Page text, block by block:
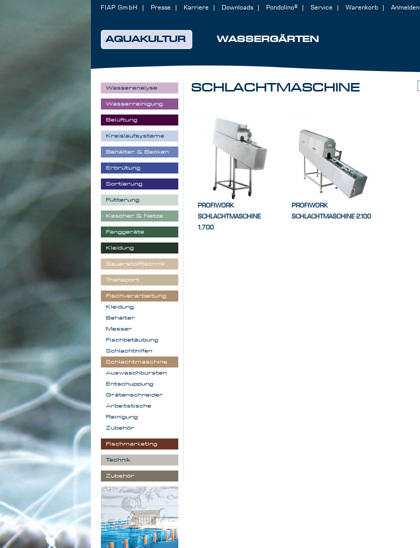
AQUAKULTUR WASSERGÄRTEN
FIAP GmbH Presse Karriere Downloads Pondolino® Service Warenkorb Anmelden
SCHLACHTMASCHINE
PROFIWORK
SCHLACHTMASCHINE
1.700
PROFIWORK
SCHLACHTMASCHINE 2.100
Wasseranalyse
Wasserreinigung
Belüftung
Kreislaufsysteme
Behälter & Becken
Erbrütung
Sortierung
Fütterung
Kescher & Netze
Fanggeräte
Kleidung
Sauerstofftechnik
Transport
Fischverarbeitung
Kleidung
Behälter
Messer
Fischbetäubung
Schlachthilfen
Schlachtmaschine
Auswaschbürsten
Entschuppung
Grätenschneider
Arbeitstische
Reinigung
Zubehör
Fischmarketing
Technik
Zubehör